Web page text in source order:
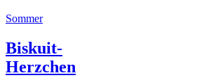
Sommer
Biskuit-
Herzchen